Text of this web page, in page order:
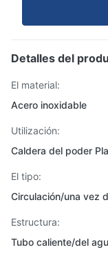
Detalles del
El material:
Acero inoxidable
Utilización:
Caldera del poder
El tipo:
Circulación/una vez
Estructura:
Tubo caliente/del